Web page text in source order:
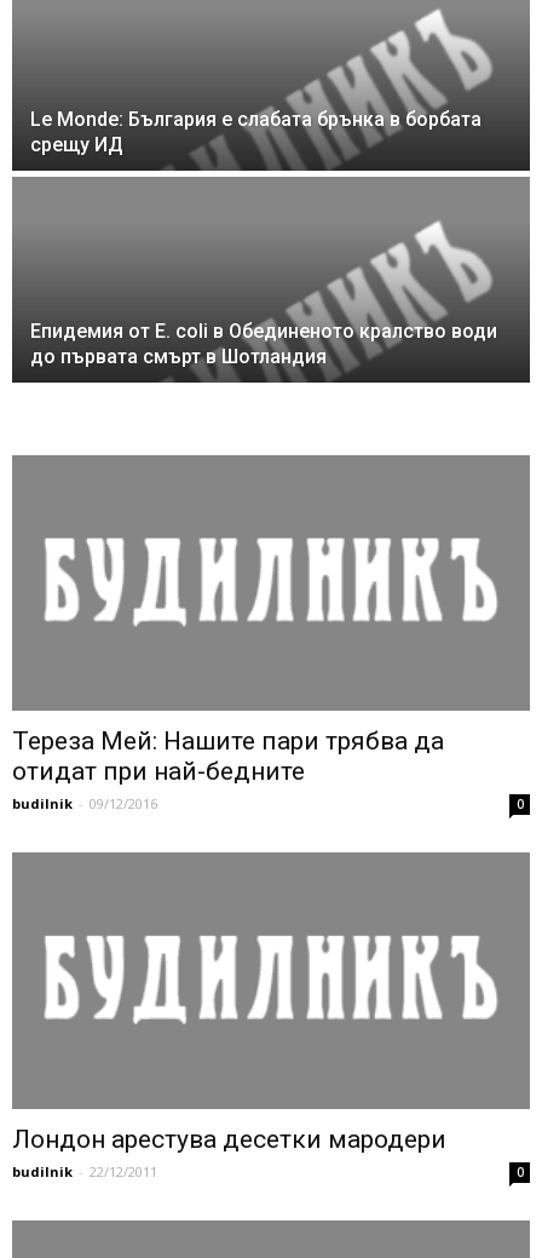
Le Monde: България е слабата брънка в борбата
срещу ИД
Епидемия от E. coli в Обединеното кралство води
до първата смърт в Шотландия
Тереза Мей: Нашите пари трябва да
отидат при най-бедните
budilnik - 09/12/2016 0
Лондон арестува десетки мародери
budilnik - 22/12/2011 0